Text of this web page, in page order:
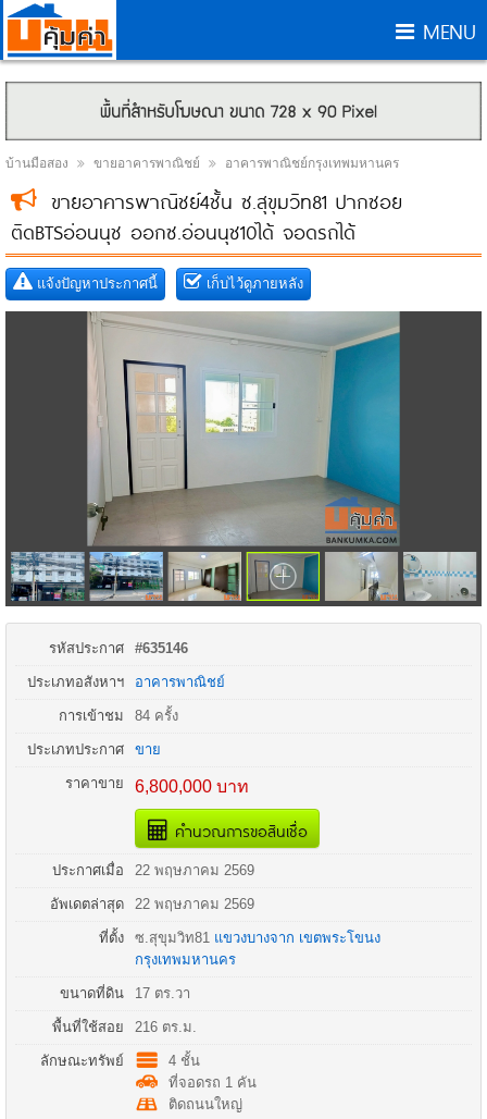
MENU
บ้านมือสอง ขายอาคารพาณิชย์ อาคารพาณิชย์กรุงเทพมหานคร
ขายอาคารพาณิชย์4ชั้น ซ.สุขุมวิท81 ปากซอย
ติดBTSอ่อนนุช ออกซ.อ่อนนุช10ได้ จอดรถได้
แจ้งปัญหาประกาศนี้ เก็บไว้ดูภายหลัง
รหัสประกาศ #635146
ประเภทอสังหาฯ อาคารพาณิชย์
การเข้าชม 84 ครั้ง
ประเภทประกาศ ขาย
ราคาขาย 6,800,000 บาท
คำนวณการขอสินเชื่อ
ประกาศเมื่อ 22 พฤษภาคม 2569
อัพเดตล่าสุด 22 พฤษภาคม 2569
ที่ตั้ง ซ.สุขุมวิท81 แขวงบางจาก เขตพระโขนง
กรุงเทพมหานคร
ขนาดที่ดิน 17 ตร.วา
พื้นที่ใช้สอย 216 ตร.ม.
ลักษณะทรัพย์
4 ชั้น
ที่จอดรถ 1 คัน
ติดถนนใหญ่